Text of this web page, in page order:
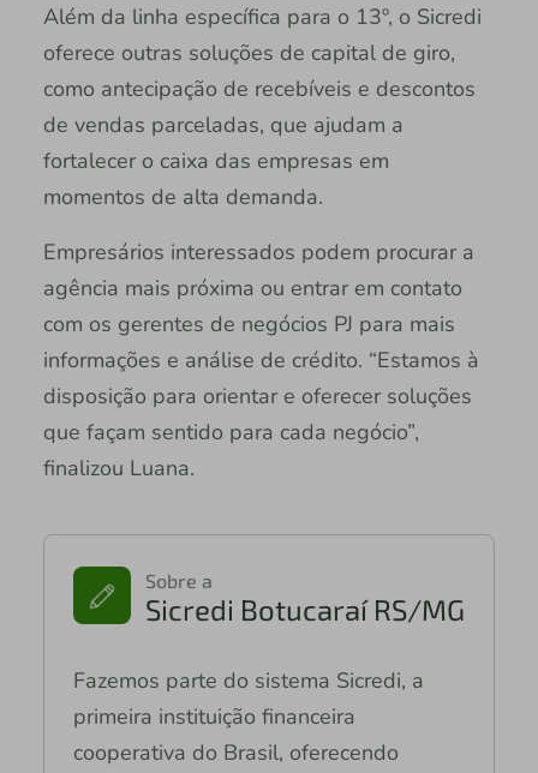
Além da linha específica para o 13º, o Sicredi
oferece outras soluções de capital de giro,
como antecipação de recebíveis e descontos
de vendas parceladas, que ajudam a
fortalecer o caixa das empresas em
momentos de alta demanda.
Empresários interessados podem procurar a
agência mais próxima ou entrar em contato
com os gerentes de negócios PJ para mais
informações e análise de crédito. “Estamos à
disposição para orientar e oferecer soluções
que façam sentido para cada negócio”,
finalizou Luana.
Sobre a
Sicredi Botucaraí RS/MG
Fazemos parte do sistema Sicredi, a
primeira instituição financeira
cooperativa do Brasil, oferecendo